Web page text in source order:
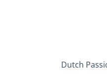
Dutch